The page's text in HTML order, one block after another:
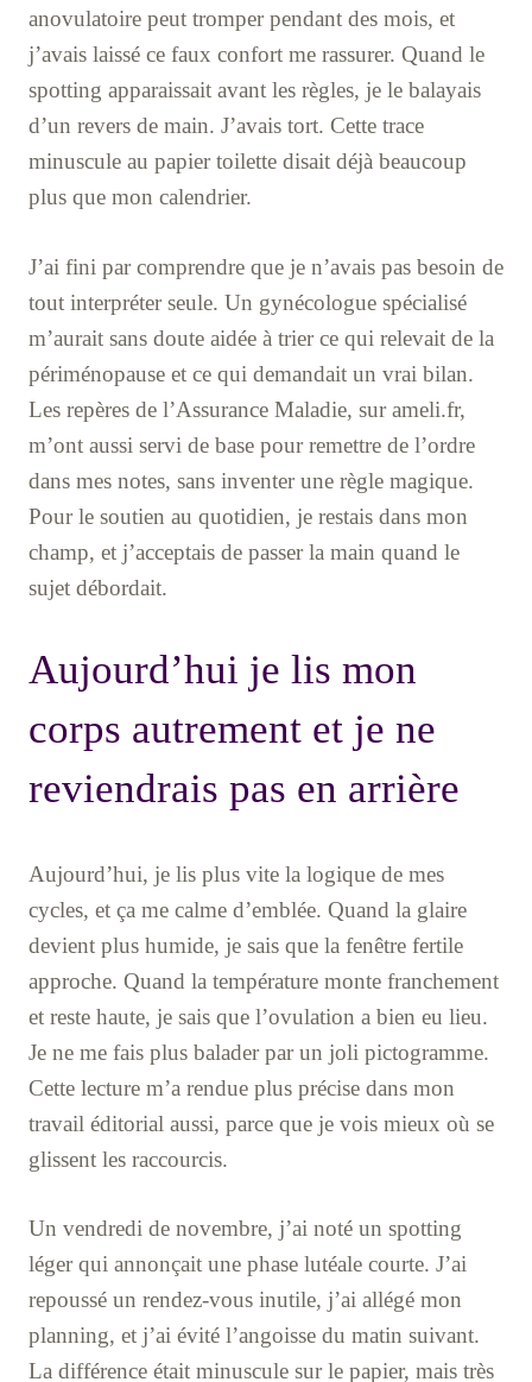
anovulatoire peut tromper pendant des mois, et
j’avais laissé ce faux confort me rassurer. Quand le
spotting apparaissait avant les règles, je le balayais
d’un revers de main. J’avais tort. Cette trace
minuscule au papier toilette disait déjà beaucoup
plus que mon calendrier.
J’ai fini par comprendre que je n’avais pas besoin de
tout interpréter seule. Un gynécologue spécialisé
m’aurait sans doute aidée à trier ce qui relevait de la
périménopause et ce qui demandait un vrai bilan.
Les repères de l’Assurance Maladie, sur ameli.fr,
m’ont aussi servi de base pour remettre de l’ordre
dans mes notes, sans inventer une règle magique.
Pour le soutien au quotidien, je restais dans mon
champ, et j’acceptais de passer la main quand le
sujet débordait.
Aujourd’hui je lis mon
corps autrement et je ne
reviendrais pas en arrière
Aujourd’hui, je lis plus vite la logique de mes
cycles, et ça me calme d’emblée. Quand la glaire
devient plus humide, je sais que la fenêtre fertile
approche. Quand la température monte franchement
et reste haute, je sais que l’ovulation a bien eu lieu.
Je ne me fais plus balader par un joli pictogramme.
Cette lecture m’a rendue plus précise dans mon
travail éditorial aussi, parce que je vois mieux où se
glissent les raccourcis.
Un vendredi de novembre, j’ai noté un spotting
léger qui annonçait une phase lutéale courte. J’ai
repoussé un rendez-vous inutile, j’ai allégé mon
planning, et j’ai évité l’angoisse du matin suivant.
La différence était minuscule sur le papier, mais très